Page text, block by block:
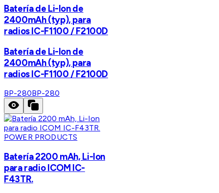
Batería de Li-Ion de
2400mAh (typ), para
radios IC-F1100 / F2100D
Batería de Li-Ion de
2400mAh (typ), para
radios IC-F1100 / F2100D
BP-280BP-280
POWER PRODUCTS
Batería 2200 mAh, Li-Ion
para radio ICOM IC-
F43TR.